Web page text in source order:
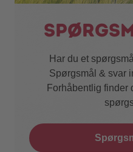
Har du et
Spørgsmål & svar
Forhåbentlig finder